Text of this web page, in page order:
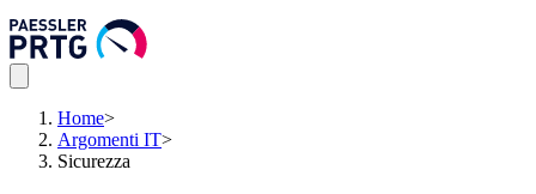
Home>
Argomenti IT>
Sicurezza